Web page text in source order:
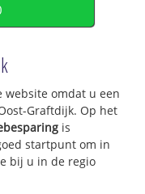
website omdat u een
Graftdijk. Op het
is
startpunt om in
bij u in de regio